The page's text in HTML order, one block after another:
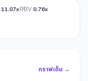
11.07xP/BV 0.76x
กราฟเต็ม →